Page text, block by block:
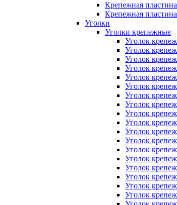
Крепежная
Крепежная
Уголки
Уголки крепежные
Уголок
Уголок
Уголок
Уголок
Уголок
Уголок
Уголок
Уголок
Уголок
Уголок
Уголок
Уголок
Уголок
Уголок
Уголок
Уголок
Уголок
Уголок